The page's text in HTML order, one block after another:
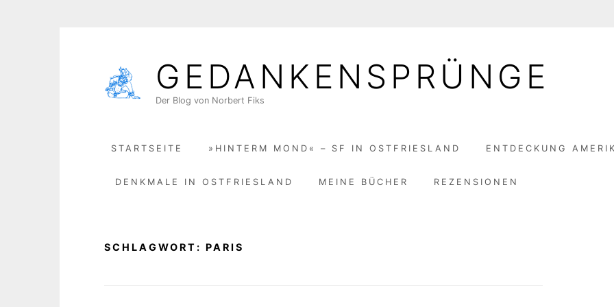
GEDANKENSPRÜNGE
Der Blog von Norbert Fiks
STARTSEITE »HINTERM MOND« – SF IN OSTFRIESLAND ENTDECKUNG
DENKMALE IN OSTFRIESLAND MEINE BÜCHER REZENSIONEN
SCHLAGWORT: PARIS